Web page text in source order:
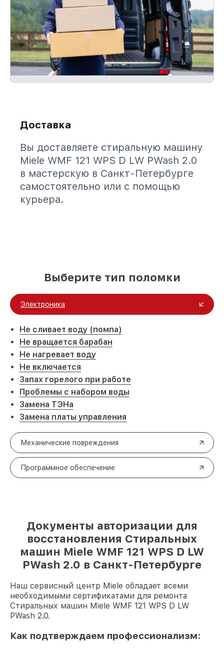
Доставка
Вы доставляете стиральную машину
Miele WMF 121 WPS D LW PWash 2.0
в мастерскую в Санкт-Петербурге
самостоятельно или с помощью
курьера.
Выберите тип поломки
Электроника
Не сливает воду (помпа)
Не вращается барабан
Не нагревает воду
Не включается
Запах горелого при работе
Проблемы с набором воды
Замена ТЭНа
Замена платы управления
Механические повреждения
Программное обеспечение
Документы авторизации для
восстановления Стиральных
машин Miele WMF 121 WPS D LW
PWash 2.0 в Санкт-Петербурге
Наш сервисный центр Miele обладает всеми
необходимыми сертификатами для ремонта
Стиральных машин Miele WMF 121 WPS D LW
PWash 2.0.
Как подтверждаем профессионализм: